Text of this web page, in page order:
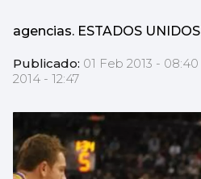
agencias. ESTADOS UNIDOS
Publicado: 01 Feb 2013 - 08:40
2014 - 12:47